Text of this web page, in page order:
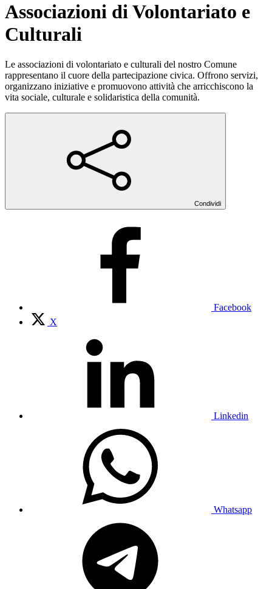
Associazioni di Volontariato e
Culturali
Le associazioni di volontariato e culturali del nostro Comune
rappresentano il cuore della partecipazione civica. Offrono servizi,
organizzano iniziative e promuovono attività che arricchiscono la
vita sociale, culturale e solidaristica della comunità.
Condividi
Facebook
X
Linkedin
Whatsapp